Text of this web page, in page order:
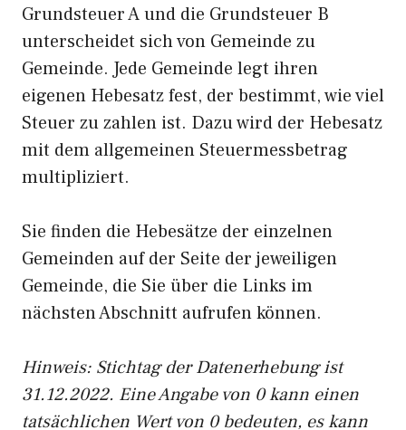
Grundsteuer A und die Grundsteuer B
unterscheidet sich von Gemeinde zu
Gemeinde. Jede Gemeinde legt ihren
eigenen Hebesatz fest, der bestimmt, wie viel
Steuer zu zahlen ist. Dazu wird der Hebesatz
mit dem allgemeinen Steuermessbetrag
multipliziert.
Sie finden die Hebesätze der einzelnen
Gemeinden auf der Seite der jeweiligen
Gemeinde, die Sie über die Links im
nächsten Abschnitt aufrufen können.
Hinweis: Stichtag der Datenerhebung ist
31.12.2022. Eine Angabe von 0 kann einen
tatsächlichen Wert von 0 bedeuten, es kann